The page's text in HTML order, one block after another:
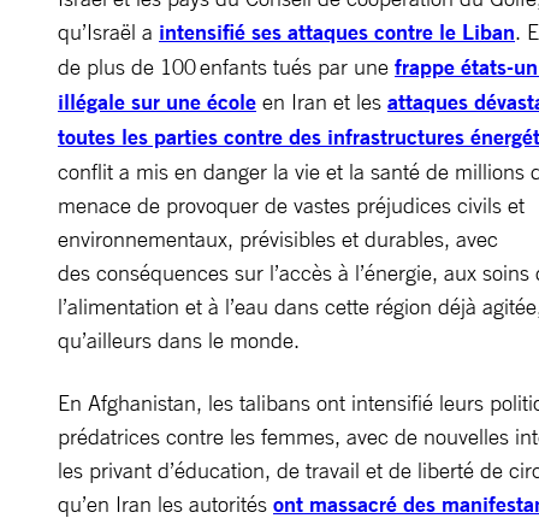
qu’Israël a intensifié ses attaques contre le Liban.
de plus de 100 enfants tués par une frappe états-
illégale sur une école en Iran et les attaques
toutes les parties contre des infrastructures
conflit a mis en danger la vie et la santé de millions
menace de provoquer de vastes préjudices civils et
environnementaux, prévisibles et durables, avec
des conséquences sur l’accès à l’énergie, aux soins
l’alimentation et à l’eau dans cette région déjà
qu’ailleurs dans le monde.
En Afghanistan, les talibans ont intensifié leurs
prédatrices contre les femmes, avec de nouvelles
les privant d’éducation, de travail et de liberté de
qu’en Iran les autorités ont massacré des